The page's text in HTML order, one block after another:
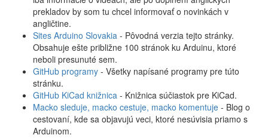
prekladov by som tu chcel informovať o novinkách v
angličtine.
Sites Arduino Slovakia - Pôvodná verzia tejto stránky.
Obsahuje ešte približne 100 stránok ku Arduinu, ktoré
neboli presunuté sem.
GitHub programy - Všetky napísané programy pre túto
stránku.
GitHub KiCad knižnica - Knižnica súčiastok pre KiCad.
Macko sleduje, macko cestuje, macko komentuje - Blog o
cestovaní, kde sa objavujú veci, ktoré nesúvisia priamo s
Arduinom.